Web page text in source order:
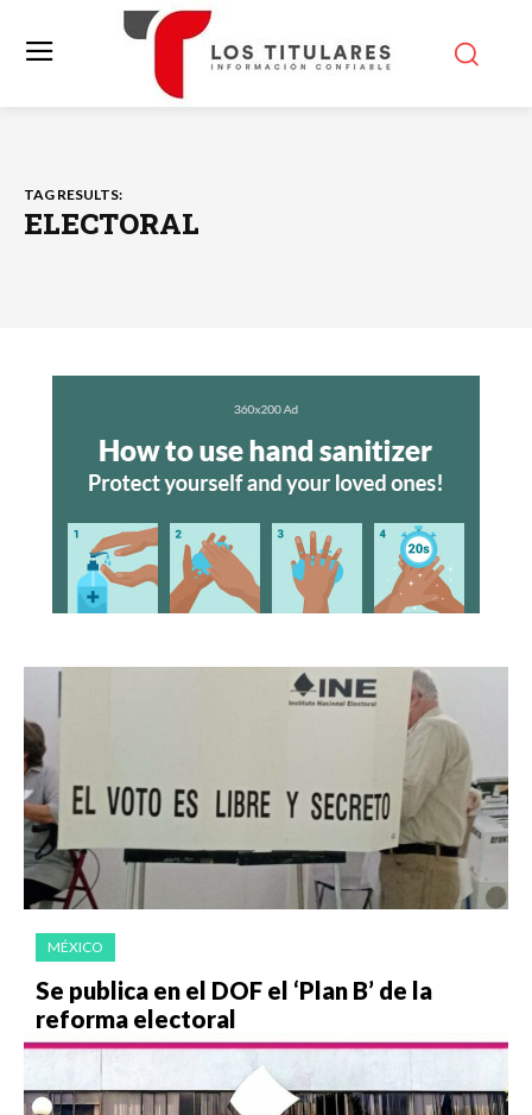
TAG RESULTS:
ELECTORAL
MÉXICO
Se publica en el DOF el ‘Plan B’ de la
reforma electoral